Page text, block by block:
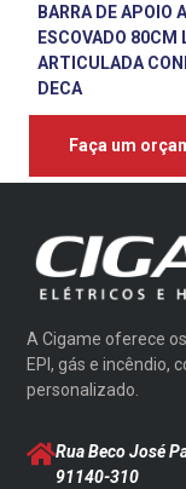
BARRA DE APOIO
ESCOVADO 80CM
ARTICULADA
DECA
Faça um
A Cigame oferece
EPI, gás e incêndio,
personalizado.
Rua Beco José
91140-310